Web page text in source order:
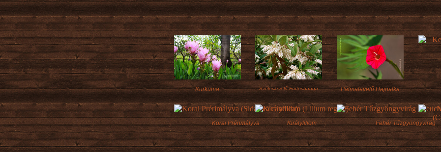
Kurkuma Széleslevelű Fürtöshanga Pálmalevelű Hajnalka
Korai Prérimályva Királyliliom Fehér Tűzgyöngyvirág